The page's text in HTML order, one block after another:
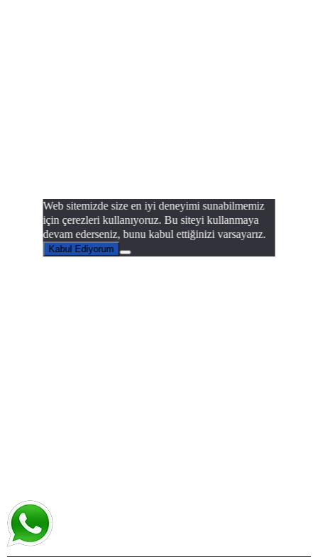
Web sitemizde size en iyi deneyimi sunabilmemiz
için çerezleri kullanıyoruz. Bu siteyi kullanmaya
devam ederseniz, bunu kabul ettiğinizi varsayarız.
Kabul Ediyorum